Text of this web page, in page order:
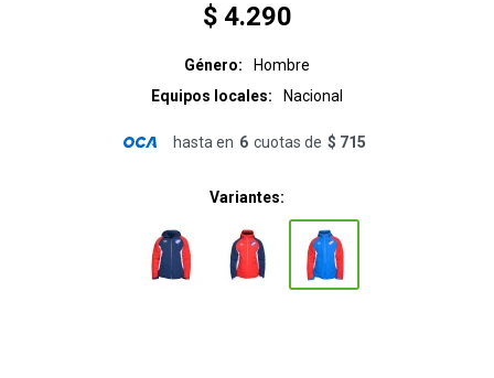
$ 4.290
Género
Hombre
Equipos locales
Nacional
hasta en 6 cuotas de $ 715
Variantes: